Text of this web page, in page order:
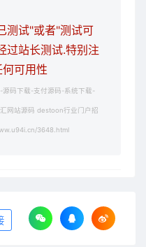
测试"或者"测试可
过站长测试.特别注
可用性
码下载-支付源码-系统下载-
网站源码 destoon行业门户招
3648.html